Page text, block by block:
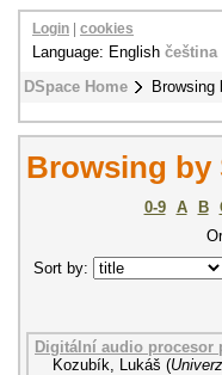
DSpace Home Browsing
Login cookies
Language: English čeština
Browsing by
0-9 A B
Sort by:
Digitální audio procesor
Kozubík, Lukáš (